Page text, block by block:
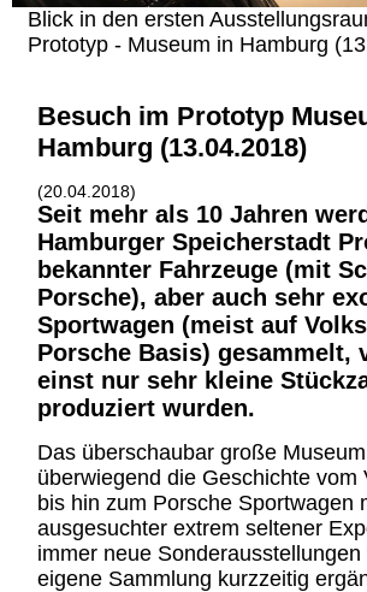
Blick in den ersten
Prototyp - Museum in Hamburg
Besuch im Prototyp
Hamburg (13.04.2018)
(20.04.2018)
Seit mehr als 10 Jahren
Hamburger Speicherstadt
bekannter Fahrzeuge (mit
Porsche), aber auch sehr
Sportwagen (meist auf
Porsche Basis) gesammelt,
einst nur sehr kleine
produziert wurden.
Das überschaubar große
überwiegend die Geschichte vom
bis hin zum Porsche Sportwagen
ausgesuchter extrem seltener
immer neue Sonderausstellungen
eigene Sammlung kurzzeitig